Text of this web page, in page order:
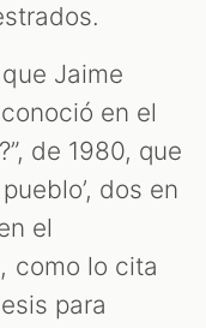
Jaime
en el
de 1980, que
dos en
el
como lo cita
para